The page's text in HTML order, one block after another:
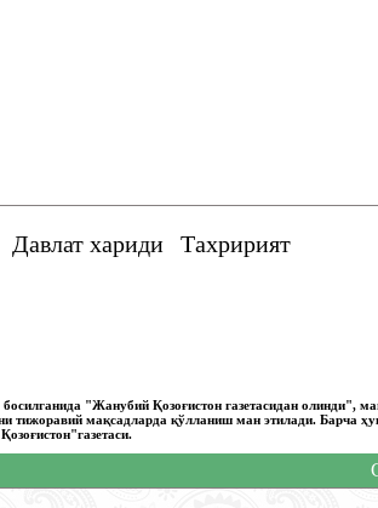
Давлат хариди Тахририят
"Жанубий Қозоғистон газетасидан олинди",
тижоравий мақсадларда қўлланиш ман этилади. Барча